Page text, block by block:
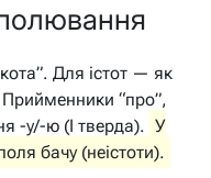
Для істот — як
“про”,
-у/-ю (I тверда). У
бачу (неістоти).